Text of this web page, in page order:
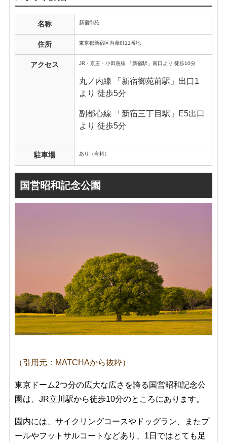
名称 新宿御苑
住所 東京都新宿区内藤町11番地
アクセス JR・京王・小田急線 「新宿駅」南口より 徒歩10分
丸ノ内線 「新宿御苑前駅」出口1
より 徒歩5分
副都心線 「新宿三丁目駅」E5出口
より 徒歩5分
駐車場 あり（有料）
国営昭和記念公園
（引用元：MATCHAから抜粋）
東京ドーム2つ分の広大な広さを誇る国営昭和記念公
園は、JR立川駅から徒歩10分のところにあります。
園内には、サイクリングコースやドッグラン、またプ
ールやフットサルコートなどあり、1日ではとても足